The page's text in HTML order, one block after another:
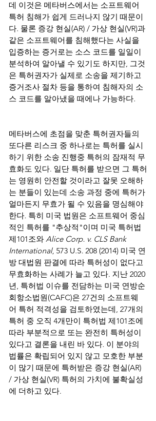
데 이것은 메타버스에서는 소프트웨어
특허 침해가 쉽게 드러나지 않기 때문이
다. 물론 증강 현실(AR) / 가상 현실(VR)과
같은 소프트웨어를 침해했다는 사실을
입증하는 증거로는 소스 코드를 일일이
분석하여 알아낼 수 있기도 하지만, 그것
은 특허권자가 실제로 소송을 제기하고
증거조사 절차 등을 통하여 침해자의 소
스 코드를 알아냈을 때에나 가능하다.
메타버스에 초점을 맞춘 특허권자들의
또다른 리스크 중 하나로는 특허를 실시
하기 위한 소송 진행중 특허의 잠재적 무
효화도 있다. 일단 특허를 받으면 그 특허
는 영원히 안전할 것이라고 잘못 오해하
는 분들이 있는데 소송 과정 중에 특허가
얼마든지 무효가 될 수 있음을 명심해야
한다. 특히 미국 법원은 소프트웨어 중심
적인 특허를 "추상적"이며 미국 특허법
제101조와 Alice Corp. v. CLS Bank
International, 573 U.S. 208 (2014) 미국 연
방 대법원 판결에 따라 특허성이 없다고
무효화하는 사례가 늘고 있다. 지난 2020
년, 특허법 이슈를 전담하는 미국 연방순
회항소법원(CAFC)은 27건의 소프트웨
어 특허 적격성을 검토하였는데, 27개의
특허 중 오직 4개만이 특허법 제101조에
따라 부분적으로 또는 완전히 특허성이
있다고 결론을 내린 바 있다. 이 분야의
법률은 확립되어 있지 않고 모호한 부분
이 많기 때문에 특허받은 증강 현실(AR)
/ 가상 현실(VR) 특허의 가치에 불확실성
에 더하고 있다.